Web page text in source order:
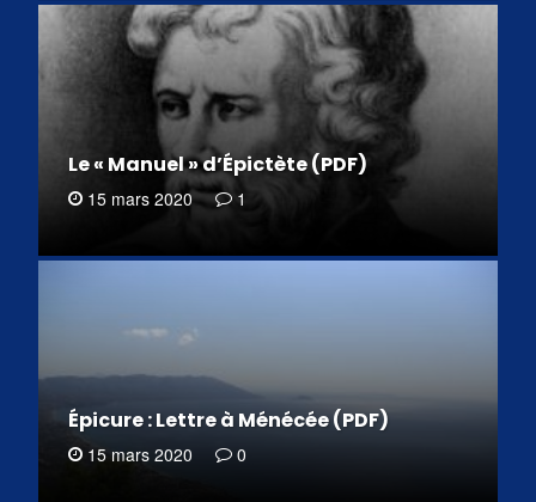
Le « Manuel » d’Épictète (PDF)
15 mars 2020 1
Épicure : Lettre à Ménécée (PDF)
15 mars 2020 0